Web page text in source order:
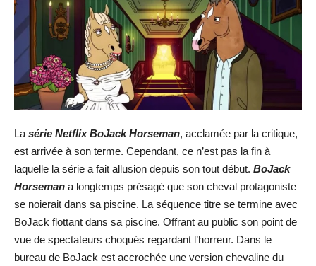
La série Netflix BoJack Horseman, acclamée par la critique,
est arrivée à son terme. Cependant, ce n’est pas la fin à
laquelle la série a fait allusion depuis son tout début. BoJack
Horseman a longtemps présagé que son cheval protagoniste
se noierait dans sa piscine. La séquence titre se termine avec
BoJack flottant dans sa piscine. Offrant au public son point de
vue de spectateurs choqués regardant l’horreur. Dans le
bureau de BoJack est accrochée une version chevaline du